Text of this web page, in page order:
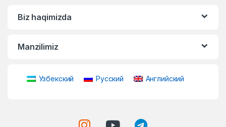
Biz haqimizda
Manzilimiz
Узбекский Русский Английский